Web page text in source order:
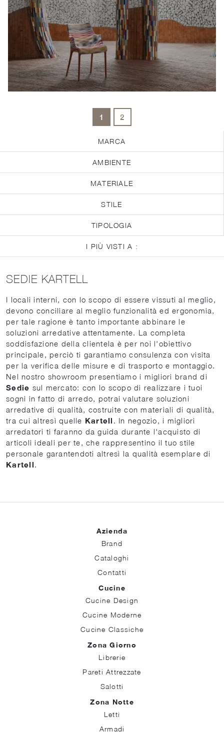
MARCA
AMBIENTE
MATERIALE
STILE
TIPOLOGIA
I PIÙ VISTI A :
1 2
SEDIE KARTELL
I locali interni, con lo scopo di essere vissuti al meglio,
devono conciliare al meglio funzionalità ed ergonomia,
per tale ragione è tanto importante abbinare le
soluzioni arredative attentamente. La completa
soddisfazione della clientela è per noi l'obiettivo
principale, perciò ti garantiamo consulenza con visita
per la verifica delle misure e di trasporto e montaggio.
Nel nostro showroom presentiamo i migliori brand di
Sedie sul mercato: con lo scopo di realizzare i tuoi
sogni in fatto di arredo, potrai valutare soluzioni
arredative di qualità, costruite con materiali di qualità,
tra cui altresì quelle Kartell . In negozio, i migliori
arredatori ti faranno da guida durante l'acquisto di
articoli ideali per te, che rappresentino il tuo stile
personale garantendoti altresì la qualità esemplare di
Kartell.
Azienda
Brand
Cataloghi
Contatti
Cucine
Cucine Design
Cucine Moderne
Cucine Classiche
Zona Giorno
Librerie
Pareti Attrezzate
Salotti
Zona Notte
Letti
Armadi